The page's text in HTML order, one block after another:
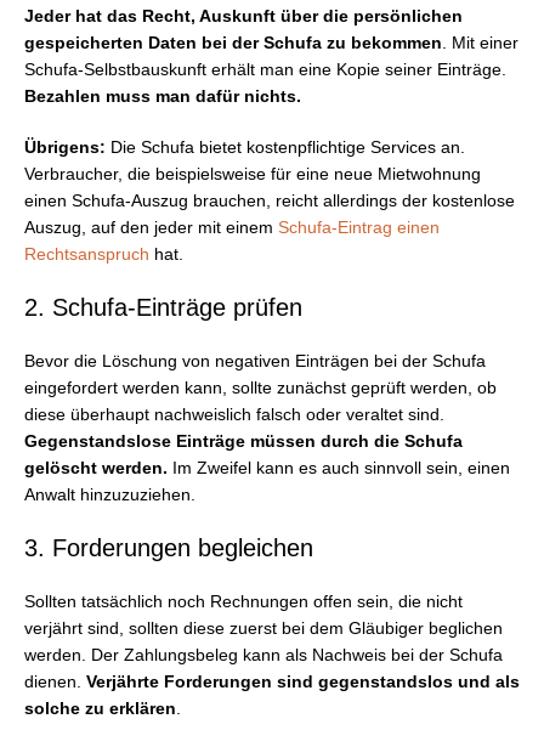
Jeder hat das Recht, Auskunft über die persönlichen
gespeicherten Daten bei der Schufa zu bekommen . Mit einer
Schufa-Selbstbauskunft erhält man eine Kopie seiner Einträge.
Bezahlen muss man dafür nichts.
Übrigens: Die Schufa bietet kostenpflichtige Services an.
Verbraucher, die beispielsweise für eine neue Mietwohnung
einen Schufa-Auszug brauchen, reicht allerdings der kostenlose
Auszug, auf den jeder mit einem Schufa-Eintrag einen
Rechtsanspruch hat.
2. Schufa-Einträge prüfen
Bevor die Löschung von negativen Einträgen bei der Schufa
eingefordert werden kann, sollte zunächst geprüft werden, ob
diese überhaupt nachweislich falsch oder veraltet sind.
Gegenstandslose Einträge müssen durch die Schufa
gelöscht werden. Im Zweifel kann es auch sinnvoll sein, einen
Anwalt hinzuzuziehen.
3. Forderungen begleichen
Sollten tatsächlich noch Rechnungen offen sein, die nicht
verjährt sind, sollten diese zuerst bei dem Gläubiger beglichen
werden. Der Zahlungsbeleg kann als Nachweis bei der Schufa
dienen. Verjährte Forderungen sind gegenstandslos und als
solche zu erklären